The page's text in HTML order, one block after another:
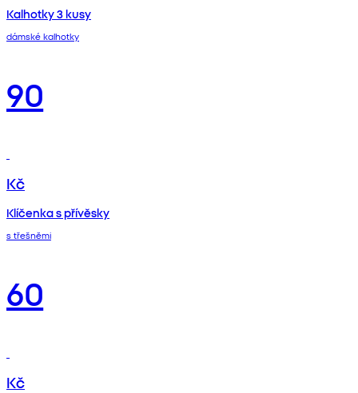
Kalhotky 3 kusy
dámské kalhotky
90
Kč
Klíčenka s přívěsky
s třešněmi
60
Kč